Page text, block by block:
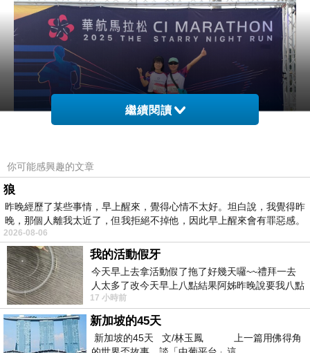
繼續閱讀
你可能感興趣的文章
狼
昨晚經歷了某些事情，早上醒來，覺得心情不太好。坦白說，我覺得昨
晚，那個人離我太近了，但我拒絕不掉他，因此早上醒來會有罪惡感。
2026-08-06
我的活動假牙
今天早上去拿活動假了拖了好幾天囉~~禮拜一去
人太多了改今天早上八點結果阿姊昨晚說要我八點
去西螺農會~回到莿桐都8點半多了
17 小時前
新加坡的45天
新加坡的45天 文/林玉鳳 上一篇用佛得角